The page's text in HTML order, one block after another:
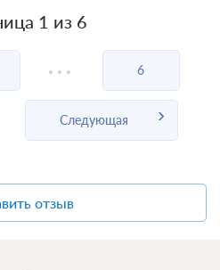
1 из 6
... 6
Следующая
отзыв